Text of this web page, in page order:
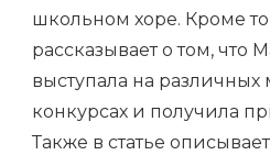
школьном хоре. Кроме
рассказывает о том, что
выступала на
конкурсах и получила
Также в статье